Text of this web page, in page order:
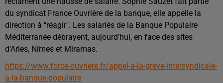
du syndicat France Ouvrière de la banque, elle appelle la
direction à "réagir". Les salariés de la Banque Populaire
Méditerranée débrayent, aujourd’hui, en face des sites
d’Arles, Nîmes et Miramas.
https://www.force-ouvriere.fr/appel-a-la-greve-intersyndicale-
a-la-banque-populaire